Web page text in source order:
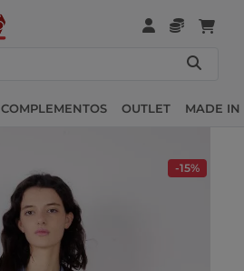
COMPLEMENTOS OUTLET MADE IN
-15%